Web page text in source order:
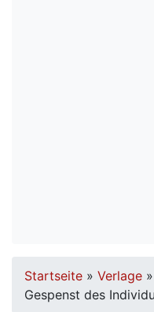
Startseite » Verlage »
Gespenst des